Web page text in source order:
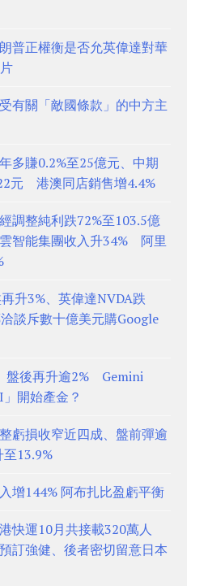
普正權衡是否允英偉達對華
有關「敵國條款」的中方主
多賺0.2%至25億元、中期
元 港澳同店銷售增4.4%
調整純利跌72%至103.5億
智能集團收入升34% 阿里
升3%、英偉達NVDA跌
談斥數十億美元購Google
盤後再升逾2% Gemini
開始產金？
虧損收窄近四成、盤前彈逾
13.9%
增144% 阿布扎比盈虧平衡
快運10月共接載320萬人
訂強健、後者密切留意日本